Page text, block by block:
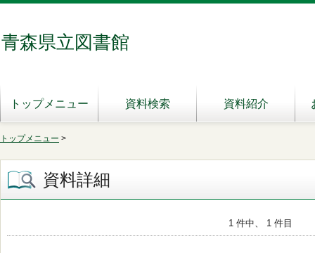
青森県立図書館
トップメニュー 資料検索 資料紹介
トップメニュー >
資料詳細
1 件中、 1 件目